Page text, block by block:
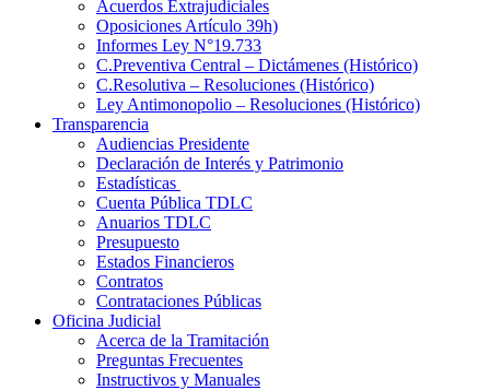
Acuerdos Extrajudiciales
Oposiciones Artículo 39h)
Informes Ley N°19.733
C.Preventiva Central – Dictámenes (Histórico)
C.Resolutiva – Resoluciones (Histórico)
Ley Antimonopolio – Resoluciones (Histórico)
Transparencia
Audiencias Presidente
Declaración de Interés y Patrimonio
Estadísticas
Cuenta Pública TDLC
Anuarios TDLC
Presupuesto
Estados Financieros
Contratos
Contrataciones Públicas
Oficina Judicial
Acerca de la Tramitación
Preguntas Frecuentes
Instructivos y Manuales